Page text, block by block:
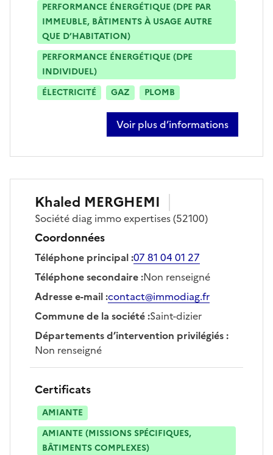
PERFORMANCE ÉNERGÉTIQUE (DPE PAR
IMMEUBLE, BÂTIMENTS À USAGE AUTRE
QUE D’HABITATION)
PERFORMANCE ÉNERGÉTIQUE (DPE
INDIVIDUEL)
ÉLECTRICITÉ
GAZ PLOMB
Voir plus d’informations
sur pierre marchal
Khaled MERGHEMI
Sociétédiag immo expertises(52100)
Coordonnées
Téléphone principal:07 81 04 01 27
Téléphone secondaire:Non renseigné
Adresse e-mail:contact@immodiag.fr
Commune de la société:Saint-dizier
Départements d’intervention privilégiés:
Non renseigné
Certificats
AMIANTE
AMIANTE (MISSIONS SPÉCIFIQUES,
BÂTIMENTS COMPLEXES)